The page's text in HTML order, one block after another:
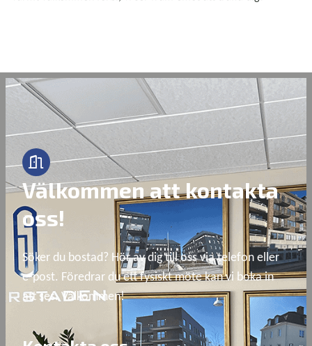
Välkommen att kontakta
oss!
Söker du bostad? Hör av dig till oss via telefon eller
e-post. Föredrar du ett fysiskt möte kan vi boka in
att ses. Välkommen!